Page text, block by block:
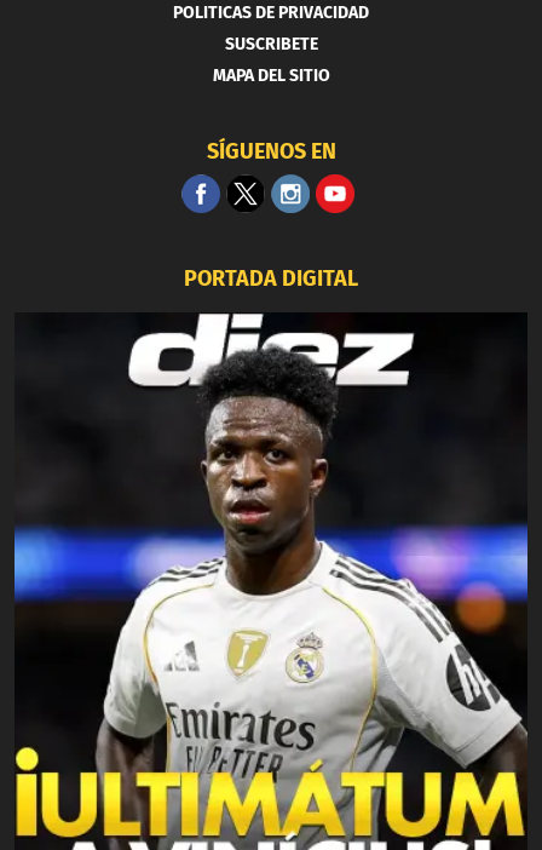
POLITICAS DE PRIVACIDAD
SUSCRIBETE
MAPA DEL SITIO
SÍGUENOS EN
PORTADA DIGITAL